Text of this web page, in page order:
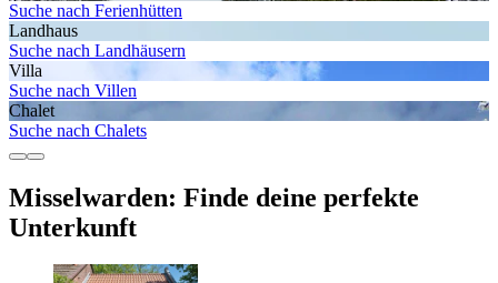
Suche nach Ferienhütten
Landhaus
Suche nach Landhäusern
Villa
Suche nach Villen
Chalet
Suche nach Chalets
Misselwarden: Finde deine perfekte
Unterkunft